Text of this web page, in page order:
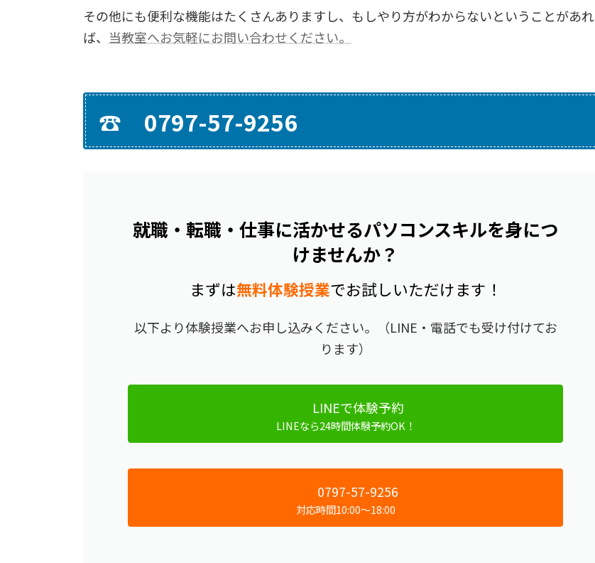
その他にも便利な機能はたくさんありますし、もしやり方がわからないということがあれ
ば、 当教室へお気軽にお問い合わせください。
☎ 0797-57-9256
就職・転職・仕事に活かせるパソコンスキルを身につ
けませんか？
まずは無料体験授業でお試しいただけます！
以下より体験授業へお申し込みください。（LINE・電話でも受け付けてお
ります）
LINEで体験予約
LINEなら24時間体験予約OK！
0797-57-9256
対応時間10:00～18:00